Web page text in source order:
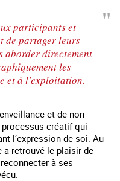
participants et
de partager leurs
aborder directement
les
et à l'exploitation.
et de non-
processus créatif qui
l’expression de soi. Au
a retrouvé le plaisir de
à ses